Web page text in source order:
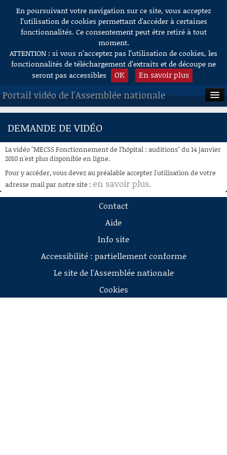
Aller au contenu
En poursuivant votre navigation sur ce site, vous acceptez
l’utilisation de cookies permettant d'accéder à certaines
fonctionnalités. Ce consentement peut être retiré à tout
moment.
ATTENTION : si vous n’acceptez pas l’utilisation de cookies, les
fonctionnalités de téléchargement d’extraits et de découpe ne
seront pas accessibles
OK En savoir plus
Portail vidéo de l'Assemblée nationale
ACCUEIL
À LA DEMANDE
RECHERCHE
AIDE À LA DÉCOUPE
DEMANDE DE VIDÉO
La vidéo "MECSS Fonctionnement de l’hôpital : auditions" du 14 janvier
2010 n'est plus disponible en ligne.
Pour y accéder, vous devez au préalable accepter l'utilisation de votre
adresse mail par notre site : en savoir plus.
Contact
Aide
Info site
Accessibilité : partiellement conforme
Le site de l'Assemblée nationale
Cookies